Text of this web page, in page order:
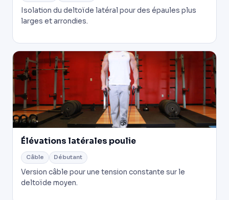
Isolation du deltoïde latéral pour des épaules plus
larges et arrondies.
Élévations latérales poulie
Câble Débutant
Version câble pour une tension constante sur le
deltoïde moyen.